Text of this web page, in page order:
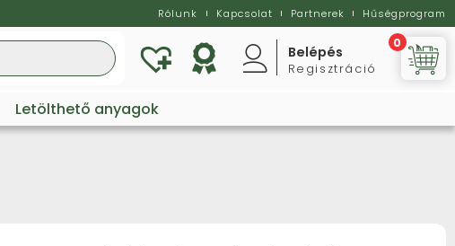
Rólunk Kapcsolat Partnerek Hűségprogram
Belépés
Regisztráció
0
Letölthető anyagok